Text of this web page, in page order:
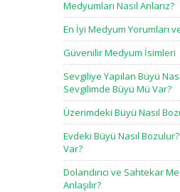
Medyumları Nasıl Anlarız?
En İyi Medyum Yorumları
Güvenilir Medyum İsimleri
Sevgiliye Yapılan Büyü
Sevgilimde Büyü Mü Var?
Üzerimdeki Büyü Nasıl
Evdeki Büyü Nasıl
Var?
Dolandırıcı ve Sahtekar
Anlaşılır?